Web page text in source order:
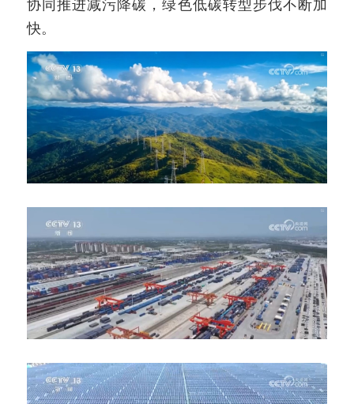
协同推进减污降碳，绿色低碳转型步伐不断加
快。